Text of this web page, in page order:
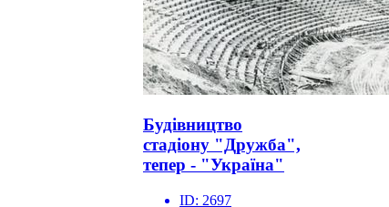
Будівництво
стадіону "Дружба",
тепер - "Україна"
ID: 2697